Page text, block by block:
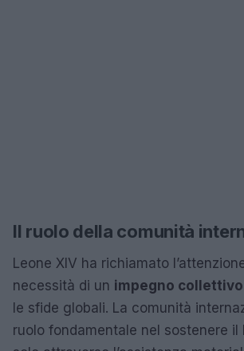
Il ruolo della comunità
Leone XIV ha richiamato
necessità di un impegno collettivo
le sfide globali. La comunità
ruolo fondamentale nel sostenere il